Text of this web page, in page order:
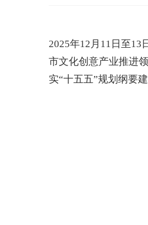
2025年12 月 11 日至13
市文化创意产业推进
实“十五五”规划纲要